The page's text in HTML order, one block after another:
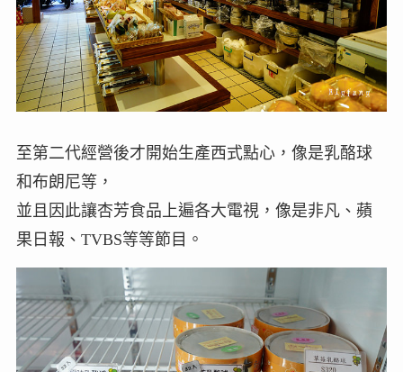
至第二代經營後才開始生產西式點心，像是乳酪球
和布朗尼等，
並且因此讓杏芳食品上遍各大電視，像是非凡、蘋
果日報、TVBS等等節目。